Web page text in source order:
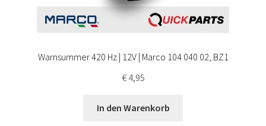
Warnsummer 420 Hz | 12V | Marco 104 040 02, BZ1
€4,95
In den Warenkorb